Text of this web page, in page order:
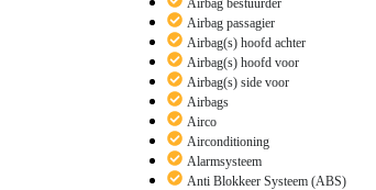
Airbag passagier
Airbag(s) hoofd achter
Airbag(s) hoofd voor
Airbag(s) side voor
Airbags
Airco
Airconditioning
Alarmsysteem
Anti Blokkeer Systeem (ABS)